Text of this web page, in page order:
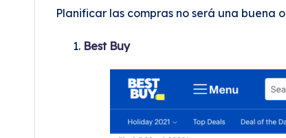
Planificar las compras no será una buena
Best Buy